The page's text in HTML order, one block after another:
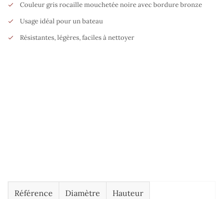
Couleur gris rocaille mouchetée noire avec bordure bronze
Usage idéal pour un bateau
Résistantes, légères, faciles à nettoyer
Référence Diamètre Hauteur